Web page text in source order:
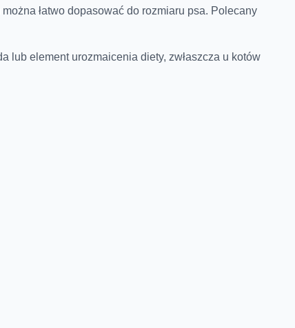
łatwo dopasować do rozmiaru psa. Polecany
lub element urozmaicenia diety, zwłaszcza u kotów